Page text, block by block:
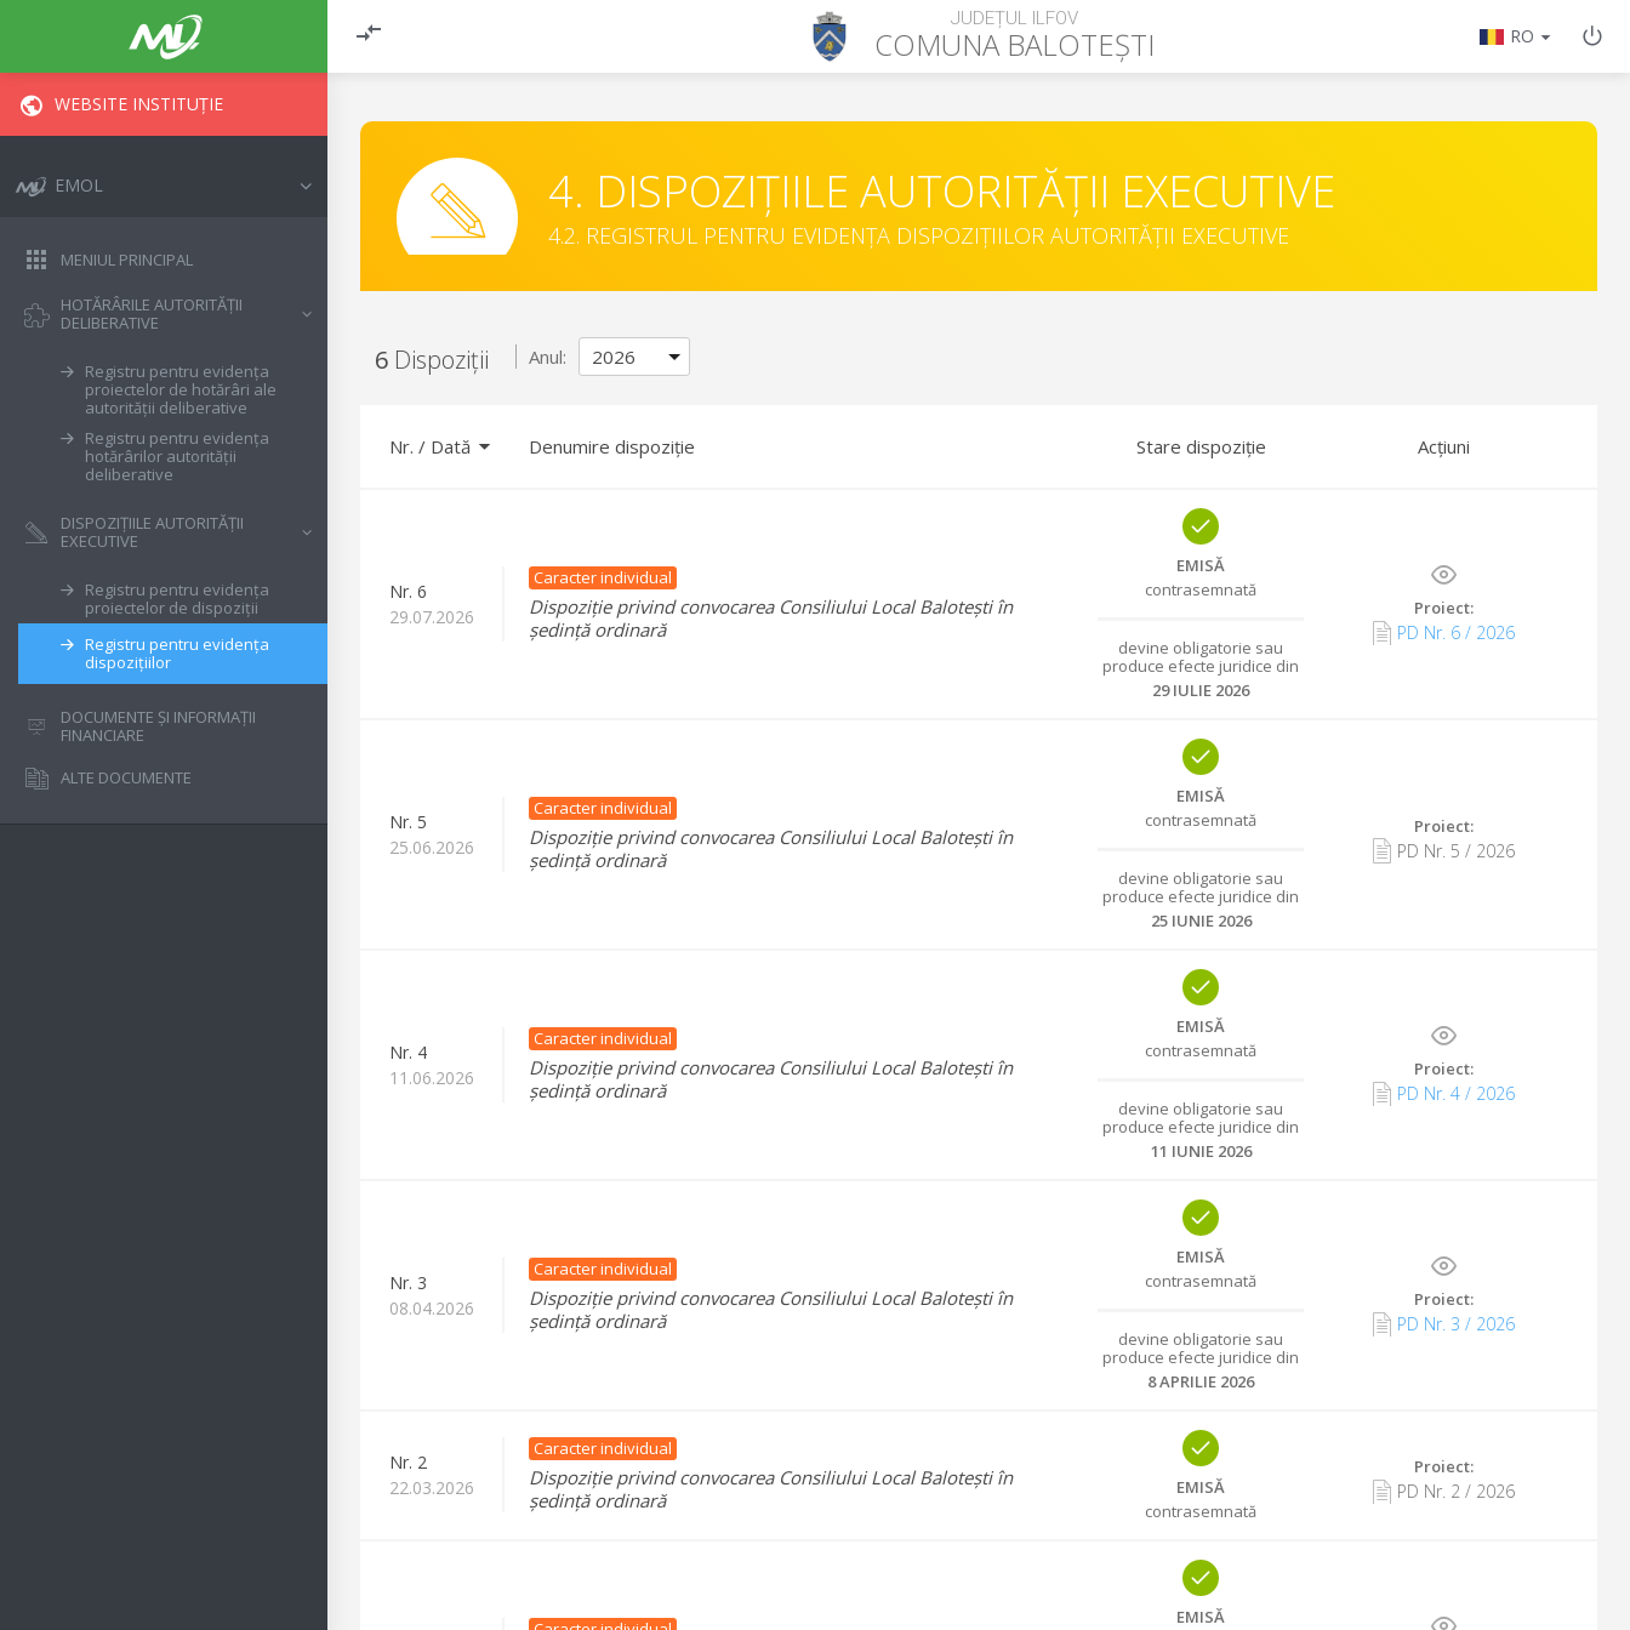
JUDEȚUL ILFOV
COMUNA BALOTEȘTI RO
WEBSITE INSTITUȚIE
EMOL
MENIUL PRINCIPAL
HOTĂRÂRILE AUTORITĂȚII
DELIBERATIVE
Registru pentru evidența
proiectelor de hotărâri ale
autorității deliberative
Registru pentru evidența
hotărârilor autorității
deliberative
DISPOZIȚIILE AUTORITĂȚII
EXECUTIVE
Registru pentru evidența
proiectelor de dispoziții
Registru pentru evidența
dispozițiilor
DOCUMENTE ȘI INFORMAȚII
FINANCIARE
ALTE DOCUMENTE
4. DISPOZIȚIILE AUTORITĂȚII EXECUTIVE
4.2. REGISTRUL PENTRU EVIDENȚA DISPOZIȚIILOR AUTORITĂȚII EXECUTIVE
6 Dispoziții Anul:
Nr. / Dată Denumire dispoziție Stare dispoziție Acțiuni
Nr. 6
29.07.2026
Caracter individual
Dispoziție privind convocarea Consiliului Local Balotești în
ședință ordinară
EMISĂ
contrasemnată
devine obligatorie sau
produce efecte juridice din
29 IULIE 2026
Proiect:
PD Nr. 6/ 2026
Nr. 5
25.06.2026
Caracter individual
Dispoziție privind convocarea Consiliului Local Balotești în
ședință ordinară
EMISĂ
contrasemnată
devine obligatorie sau
produce efecte juridice din
25 IUNIE 2026
Proiect:
PD Nr. 5 / 2026
Nr. 4
11.06.2026
Caracter individual
Dispoziție privind convocarea Consiliului Local Balotești în
ședință ordinară
EMISĂ
contrasemnată
devine obligatorie sau
produce efecte juridice din
11 IUNIE 2026
Proiect:
PD Nr. 4/ 2026
Nr. 3
08.04.2026
Caracter individual
Dispoziție privind convocarea Consiliului Local Balotești în
ședință ordinară
EMISĂ
contrasemnată
devine obligatorie sau
produce efecte juridice din
8 APRILIE 2026
Proiect:
PD Nr. 3 / 2026
Nr. 2
22.03.2026
Caracter individual
Dispoziție privind convocarea Consiliului Local Balotești în
ședință ordinară
EMISĂ
contrasemnată
Proiect:
PD Nr. 2/ 2026
EMISĂ